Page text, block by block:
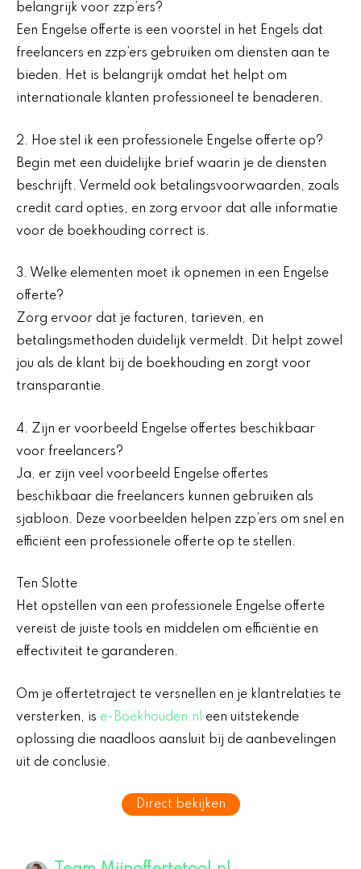
belangrijk voor zzp’ers?
Een Engelse offerte is een voorstel in het Engels dat
freelancers en zzp’ers gebruiken om diensten aan te
bieden. Het is belangrijk omdat het helpt om
internationale klanten professioneel te benaderen.
2. Hoe stel ik een professionele Engelse offerte op?
Begin met een duidelijke brief waarin je de diensten
beschrijft. Vermeld ook betalingsvoorwaarden, zoals
credit card opties, en zorg ervoor dat alle informatie
voor de boekhouding correct is.
3. Welke elementen moet ik opnemen in een Engelse
offerte?
Zorg ervoor dat je facturen, tarieven, en
betalingsmethoden duidelijk vermeldt. Dit helpt zowel
jou als de klant bij de boekhouding en zorgt voor
transparantie.
4. Zijn er voorbeeld Engelse offertes beschikbaar
voor freelancers?
Ja, er zijn veel voorbeeld Engelse offertes
beschikbaar die freelancers kunnen gebruiken als
sjabloon. Deze voorbeelden helpen zzp’ers om snel en
efficiënt een professionele offerte op te stellen.
Ten Slotte
Het opstellen van een professionele Engelse offerte
vereist de juiste tools en middelen om efficiëntie en
effectiviteit te garanderen.
Om je offertetraject te versnellen en je klantrelaties te
versterken, is e-Boekhouden.nl
een uitstekende
oplossing die naadloos aansluit bij de aanbevelingen
uit de conclusie.
Direct bekijken